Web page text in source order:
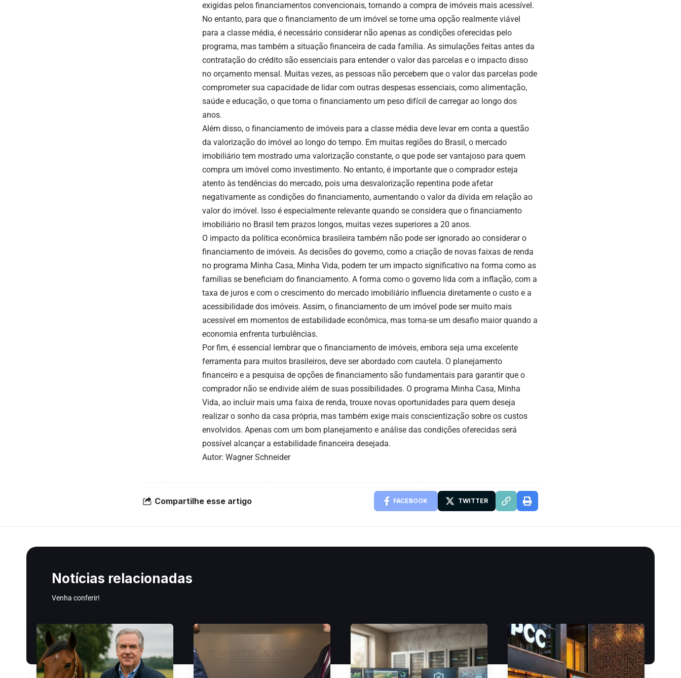
exigidas pelos financiamentos convencionais, tornando a compra de imóveis mais acessível.
No entanto, para que o financiamento de um imóvel se torne uma opção realmente viável
para a classe média, é necessário considerar não apenas as condições oferecidas pelo
programa, mas também a situação financeira de cada família. As simulações feitas antes da
contratação do crédito são essenciais para entender o valor das parcelas e o impacto disso
no orçamento mensal. Muitas vezes, as pessoas não percebem que o valor das parcelas pode
comprometer sua capacidade de lidar com outras despesas essenciais, como alimentação,
saúde e educação, o que torna o financiamento um peso difícil de carregar ao longo dos
anos.
Além disso, o financiamento de imóveis para a classe média deve levar em conta a questão
da valorização do imóvel ao longo do tempo. Em muitas regiões do Brasil, o mercado
imobiliário tem mostrado uma valorização constante, o que pode ser vantajoso para quem
compra um imóvel como investimento. No entanto, é importante que o comprador esteja
atento às tendências do mercado, pois uma desvalorização repentina pode afetar
negativamente as condições do financiamento, aumentando o valor da dívida em relação ao
valor do imóvel. Isso é especialmente relevante quando se considera que o financiamento
imobiliário no Brasil tem prazos longos, muitas vezes superiores a 20 anos.
O impacto da política econômica brasileira também não pode ser ignorado ao considerar o
financiamento de imóveis. As decisões do governo, como a criação de novas faixas de renda
no programa Minha Casa, Minha Vida, podem ter um impacto significativo na forma como as
famílias se beneficiam do financiamento. A forma como o governo lida com a inflação, com a
taxa de juros e com o crescimento do mercado imobiliário influencia diretamente o custo e a
acessibilidade dos imóveis. Assim, o financiamento de um imóvel pode ser muito mais
acessível em momentos de estabilidade econômica, mas torna-se um desafio maior quando a
economia enfrenta turbulências.
Por fim, é essencial lembrar que o financiamento de imóveis, embora seja uma excelente
ferramenta para muitos brasileiros, deve ser abordado com cautela. O planejamento
financeiro e a pesquisa de opções de financiamento são fundamentais para garantir que o
comprador não se endivide além de suas possibilidades. O programa Minha Casa, Minha
Vida, ao incluir mais uma faixa de renda, trouxe novas oportunidades para quem deseja
realizar o sonho da casa própria, mas também exige mais conscientização sobre os custos
envolvidos. Apenas com um bom planejamento e análise das condições oferecidas será
possível alcançar a estabilidade financeira desejada.
Autor: Wagner Schneider
Compartilhe esse artigo FACEBOOK TWITTER
Notícias relacionadas
Venha conferir!